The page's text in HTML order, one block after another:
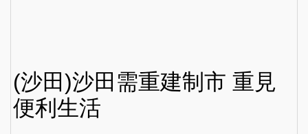
(沙田)沙田需重建制市 重見
便利生活